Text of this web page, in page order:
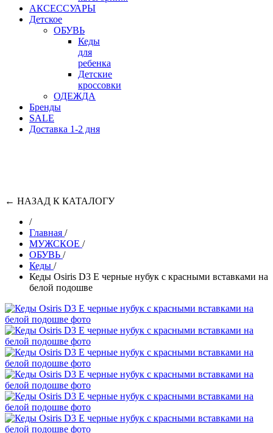
АКСЕССУАРЫ
Детское
ОБУВЬ
Кеды
для
ребенка
Детские
кроссовки
ОДЕЖДА
Бренды
SALE
Доставка 1-2 дня
← НАЗАД К КАТАЛОГУ
/
Главная /
МУЖСКОЕ /
ОБУВЬ /
Кеды /
Кеды Osiris D3 E черные нубук с красными вставками на
белой подошве